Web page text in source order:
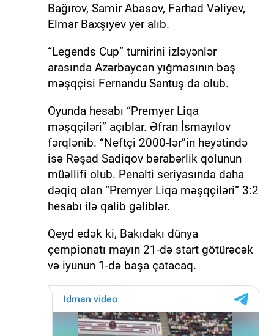
Bağırov, Samir Abasov, Fərhad Vəliyev,
Elmar Baxşıyev yer alıb.
“Legends Cup” turnirini izləyənlər
arasında Azərbaycan yığmasının baş
məşqçisi Fernandu Santuş da olub.
Oyunda hesabı “Premyer Liqa
məşqçiləri” açıblar. Əfran İsmayılov
fərqlənib. “Neftçi 2000-lər”in heyətində
isə Rəşad Sadiqov bərabərlik qolunun
müəllifi olub. Penalti seriyasında daha
dəqiq olan “Premyer Liqa məşqçiləri” 3:2
hesabı ilə qalib gəliblər.
Qeyd edək ki, Bakıdakı dünya
çempionatı mayın 21-də start götürəcək
və iyunun 1-də başa çatacaq.